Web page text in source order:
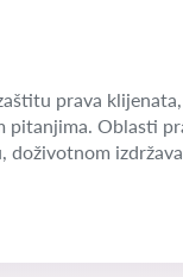
prava
Oblasti